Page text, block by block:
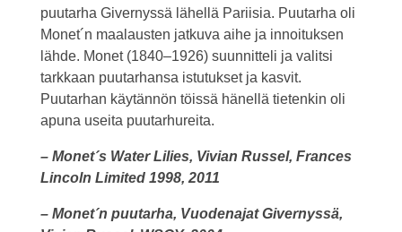
puutarha Givernyssä lähellä Pariisia. Puutarha oli
Monet´n maalausten jatkuva aihe ja innoituksen
lähde. Monet (1840–1926) suunnitteli ja valitsi
tarkkaan puutarhansa istutukset ja kasvit.
Puutarhan käytännön töissä hänellä tietenkin oli
apuna useita puutarhureita.
– Monet´s Water Lilies, Vivian Russel, Frances
Lincoln Limited 1998, 2011
– Monet´n puutarha, Vuodenajat Givernyssä,